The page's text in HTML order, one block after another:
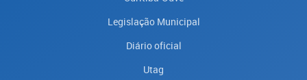
Legislação Municipal
Diário oficial
Utag